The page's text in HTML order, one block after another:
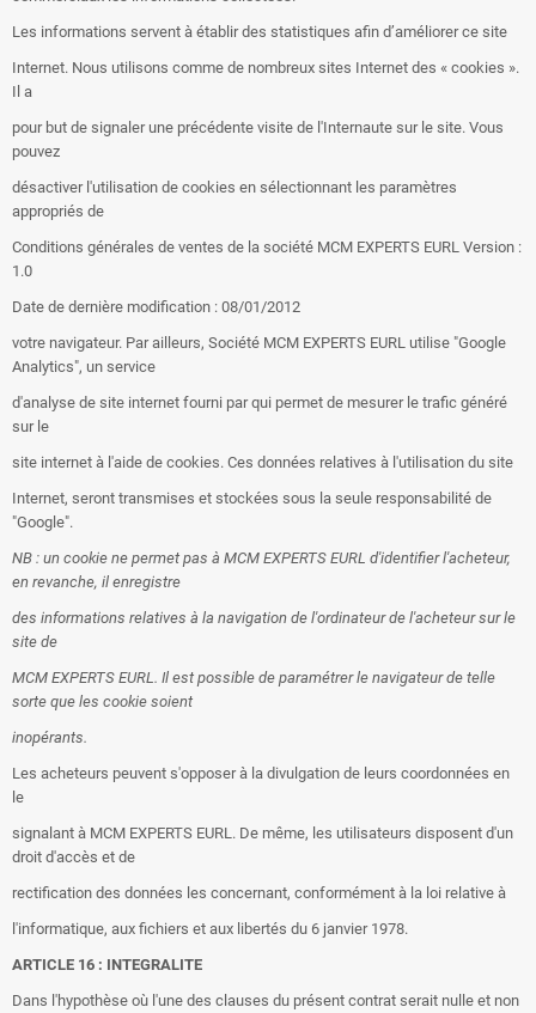
Les informations servent à établir des statistiques afin d’améliorer ce site
Internet. Nous utilisons comme de nombreux sites Internet des « cookies ».
Il a
pour but de signaler une précédente visite de l'Internaute sur le site. Vous
pouvez
désactiver l'utilisation de cookies en sélectionnant les paramètres
appropriés de
Conditions générales de ventes de la société MCM EXPERTS EURL Version :
1.0
Date de dernière modification : 08/01/2012
votre navigateur. Par ailleurs, Société MCM EXPERTS EURL utilise "Google
Analytics", un service
d'analyse de site internet fourni par qui permet de mesurer le trafic généré
sur le
site internet à l'aide de cookies. Ces données relatives à l'utilisation du site
Internet, seront transmises et stockées sous la seule responsabilité de
"Google".
NB : un cookie ne permet pas à MCM EXPERTS EURL d'identifier l'acheteur,
en revanche, il enregistre
des informations relatives à la navigation de l'ordinateur de l'acheteur sur le
site de
MCM EXPERTS EURL. Il est possible de paramétrer le navigateur de telle
sorte que les cookie soient
inopérants.
Les acheteurs peuvent s'opposer à la divulgation de leurs coordonnées en
le
signalant à MCM EXPERTS EURL. De même, les utilisateurs disposent d'un
droit d'accès et de
rectification des données les concernant, conformément à la loi relative à
l'informatique, aux fichiers et aux libertés du 6 janvier 1978.
ARTICLE 16 : INTEGRALITE
Dans l'hypothèse où l'une des clauses du présent contrat serait nulle et non